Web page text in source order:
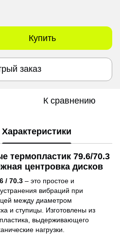
Купить
заказ
К сравнению
Характеристики
термопластик 79.6/70.3
центровка дисков
/ 70.3 – это простое и
вибраций при
между диаметром
и ступицы. Изготовлены из
выдерживающего
нагрузки.